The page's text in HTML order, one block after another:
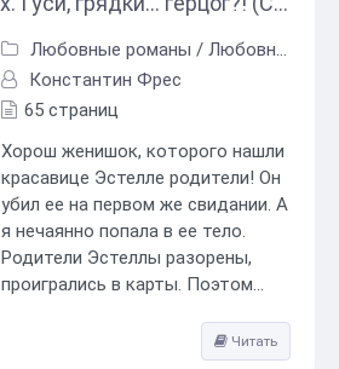
Любовные романы / Любовно-фантастические романы
Константин Фрес
65 страниц
Хорош женишок, которого нашли
красавице Эстелле родители! Он
убил ее на первом же свидании. А
я нечаянно попала в ее тело.
Родители Эстеллы разорены,
проигрались в карты. Поэтом...
Читать